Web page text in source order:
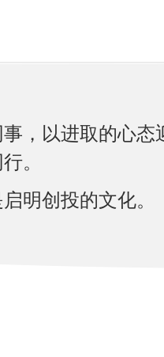
，以进取的心
。
明创投的文化。